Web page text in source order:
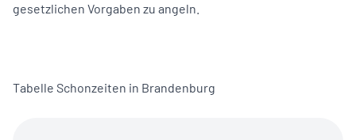
gesetzlichen Vorgaben zu angeln.
Tabelle Schonzeiten in Brandenburg